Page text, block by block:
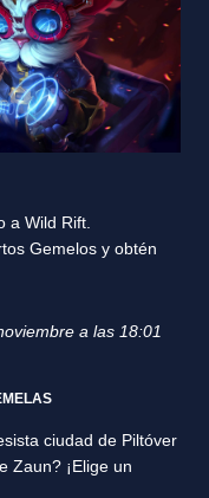
a Wild Rift.
Gemelos y obtén
a las 18:01
ciudad de Piltóver
Zaun? ¡Elige un